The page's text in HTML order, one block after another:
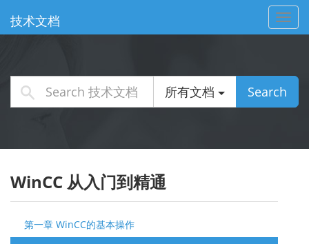
技术文档
所有文档 Search
WinCC 从入门到精通
第一章 WinCC的基本操作